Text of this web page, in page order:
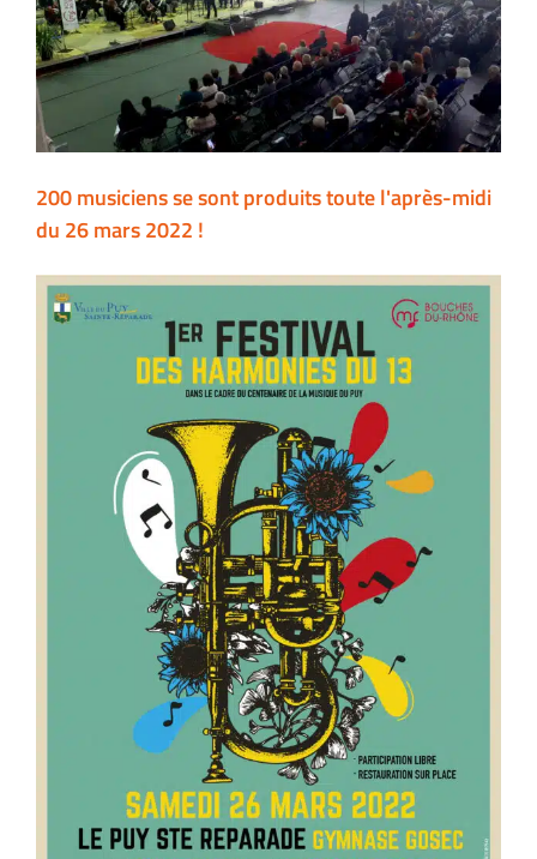
200 musiciens se sont produits toute l'après-midi
du 26 mars 2022 !